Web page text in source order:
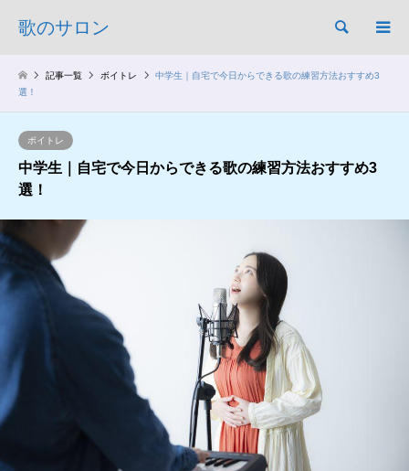
歌のサロン 検索
記事一覧 ボイトレ
中学生｜自宅で今日からできる歌の練習方法おすすめ3
選！
ボイトレ
中学生｜自宅で今日からできる歌の練習方法おすすめ3
選！